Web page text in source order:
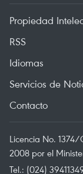
Propiedad
RSS
Idiomas
Servicios de
Contacto
Licencia No. 1374/
2008 por el
Tel.: (024)